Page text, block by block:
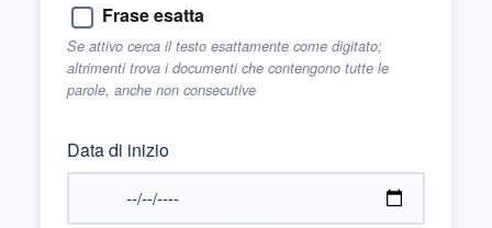
Frase esatta
Se attivo cerca il testo esattamente come digitato;
altrimenti trova i documenti che contengono tutte le
parole, anche non consecutive
Data di inizio